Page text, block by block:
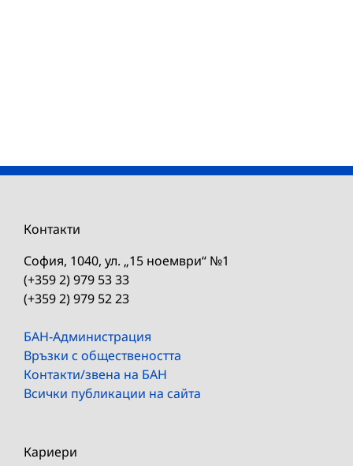
Контакти
София, 1040, ул. „15 ноември“ №1
(+359 2) 979 53 33
(+359 2) 979 52 23
БАН-Администрация
Връзки с обществеността
Контакти/звена на БАН
Всички публикации на сайта
Кариери